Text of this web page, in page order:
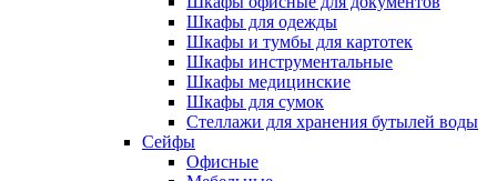
Шкафы для одежды
Шкафы и тумбы для картотек
Шкафы инструментальные
Шкафы медицинские
Шкафы для сумок
Стеллажи для хранения бутылей воды
Сейфы
Офисные